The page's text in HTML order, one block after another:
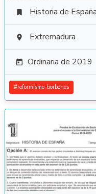
 Historia de España
 Extremadura
 Ordinaria de 2019
#reformismo-borbones